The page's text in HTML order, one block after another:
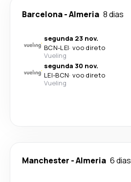
Barcelona-Almeria 8 dias
segunda 23 nov.
BCN-LEI· voo direto
Vueling
segunda 30 nov.
LEI-BCN· voo direto
Vueling
Manchester -Almeria 6 dias